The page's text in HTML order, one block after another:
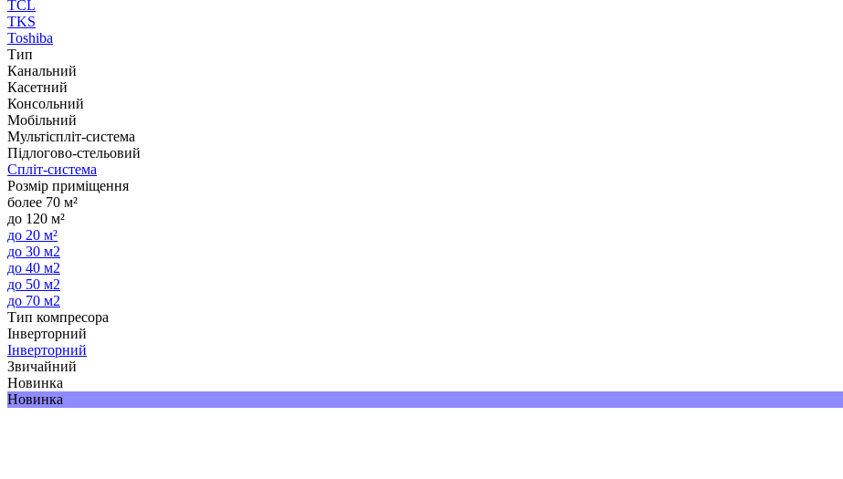
TCL
TKS
Toshiba
Тип
Канальний
Касетний
Консольний
Мобільний
Мультіспліт-система
Підлогово-стельовий
Спліт-система
Розмір приміщення
более 70 м²
до 120 м²
до 20 м²
до 30 м2
до 40 м2
до 50 м2
до 70 м2
Тип компресора
Інверторний
Інверторний
Звичайний
Новинка
Новинка